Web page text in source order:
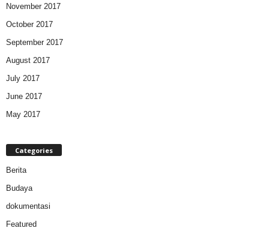
November 2017
October 2017
September 2017
August 2017
July 2017
June 2017
May 2017
Categories
Berita
Budaya
dokumentasi
Featured